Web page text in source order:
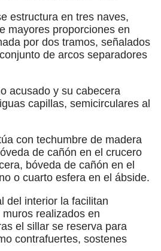
estructura en tres naves,
mayores proporciones en
por dos tramos, señalados
de arcos separadores
acusado y su cabecera
capillas, semicirculares al
con techumbre de madera
de cañón en el crucero
bóveda de cañón en el
o cuarto esfera en el ábside.
del interior la facilitan
realizados en
el sillar se reserva para
contrafuertes, sostenes